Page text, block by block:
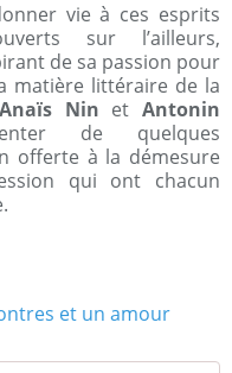
vie à ces esprits
sur l’ailleurs,
de sa passion pour
matière littéraire de la
Anaïs Nin etAntonin
de quelques
offerte à la démesure
qui ont chacun